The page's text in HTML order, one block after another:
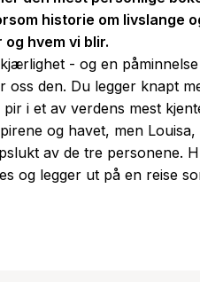
historie om livslange
hvem vi blir.
- og en
oss den. Du legger knapt
i et av verdens mest
og havet, men Louisa,
av de tre personene.
og legger ut på en reise